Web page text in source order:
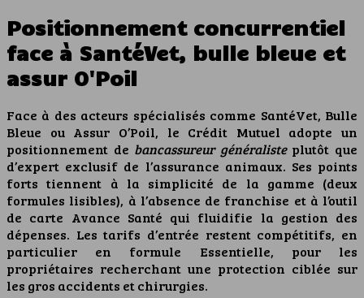
Positionnement concurrentiel
face à SantéVet, bulle bleue et
assur O'Poil
Face à des acteurs spécialisés comme SantéVet, Bulle
Bleue ou Assur O’Poil, le Crédit Mutuel adopte un
positionnement de bancassureur généralisteplutôt que
d’expert exclusif de l’assurance animaux. Ses points
forts tiennent à la simplicité de la gamme (deux
formules lisibles), à l’absence de franchise et à l’outil
de carte Avance Santé qui fluidifie la gestion des
dépenses. Les tarifs d’entrée restent compétitifs, en
particulier en formule Essentielle, pour les
propriétaires recherchant une protection ciblée sur
les gros accidents et chirurgies.